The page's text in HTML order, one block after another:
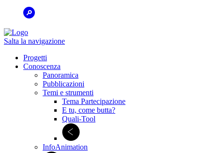
Salta la navigazione
Progetti
Conoscenza
Panoramica
Pubblicazioni
Temi e strumenti
Tema Partecipazione
E tu, come butta?
Quali-Tool
InfoAnimation